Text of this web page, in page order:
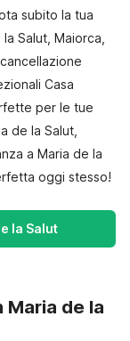
subito la tua
Salut, Maiorca,
Casa
per le tue
de la Salut,
a Maria de la
oggi stesso!
la Salut
Maria de la